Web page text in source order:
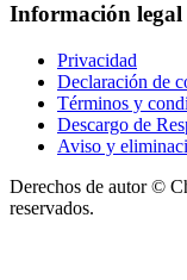
Información legal
Privacidad
Declaración de
Términos y
Descargo de
Aviso y
Derechos de autor ©
reservados.